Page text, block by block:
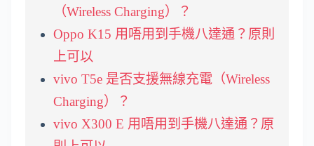
（Wireless Charging）？
Oppo K15 用唔用到手機八達通？原則
上可以
vivo T5e 是否支援無線充電（Wireless
Charging）？
vivo X300 E 用唔用到手機八達通？原